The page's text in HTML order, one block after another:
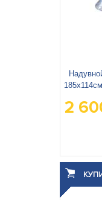
2
Вес
Объём